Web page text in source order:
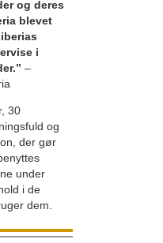
og deres
blevet
i
–
30
og
der gør
under
i de
dem.